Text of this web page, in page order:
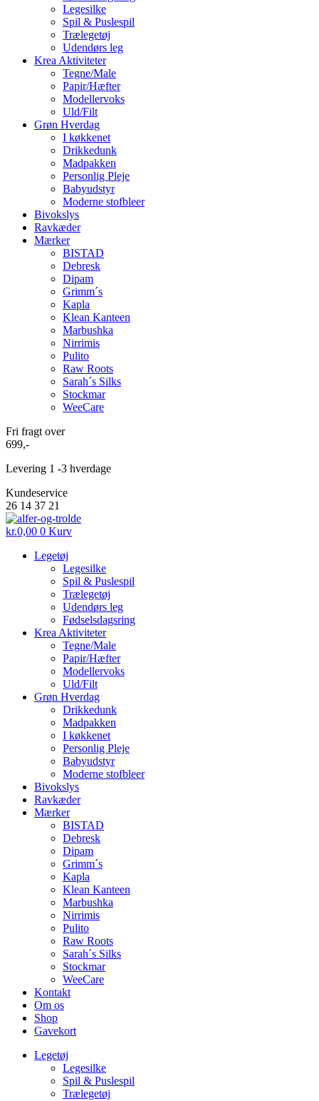
Legesilke
Spil & Puslespil
Trælegetøj
Udendørs leg
Krea Aktiviteter
Tegne/Male
Papir/Hæfter
Modellervoks
Uld/Filt
Grøn Hverdag
I køkkenet
Drikkedunk
Madpakken
Personlig Pleje
Babyudstyr
Moderne stofbleer
Bivokslys
Ravkæder
Mærker
BISTAD
Debresk
Dipam
Grimm´s
Kapla
Klean Kanteen
Marbushka
Nirrimis
Pulito
Raw Roots
Sarah´s Silks
Stockmar
WeeCare
Fri fragt over
699,-
Levering 1 -3 hverdage
Kundeservice
26 14 37 21
kr.0,00 0 Kurv
Legetøj
Legesilke
Spil & Puslespil
Trælegetøj
Udendørs leg
Fødselsdagsring
Krea Aktiviteter
Tegne/Male
Papir/Hæfter
Modellervoks
Uld/Filt
Grøn Hverdag
Drikkedunk
Madpakken
I køkkenet
Personlig Pleje
Babyudstyr
Moderne stofbleer
Bivokslys
Ravkæder
Mærker
BISTAD
Debresk
Dipam
Grimm´s
Kapla
Klean Kanteen
Marbushka
Nirrimis
Pulito
Raw Roots
Sarah´s Silks
Stockmar
WeeCare
Kontakt
Om os
Shop
Gavekort
Legetøj
Legesilke
Spil & Puslespil
Trælegetøj